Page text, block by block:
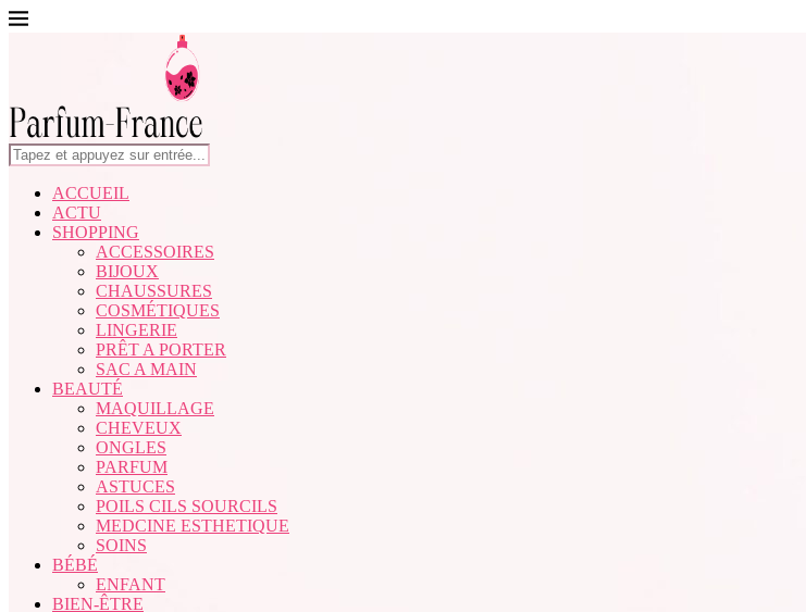
ACCUEIL
ACTU
SHOPPING
ACCESSOIRES
BIJOUX
CHAUSSURES
COSMÉTIQUES
LINGERIE
PRÊT A PORTER
SAC A MAIN
BEAUTÉ
MAQUILLAGE
CHEVEUX
ONGLES
PARFUM
ASTUCES
POILS CILS SOURCILS
MEDCINE ESTHETIQUE
SOINS
BÉBÉ
ENFANT
BIEN-ÊTRE